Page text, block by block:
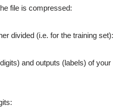
file is compressed:
divided (i.e. for the training set):
and outputs (labels) of your